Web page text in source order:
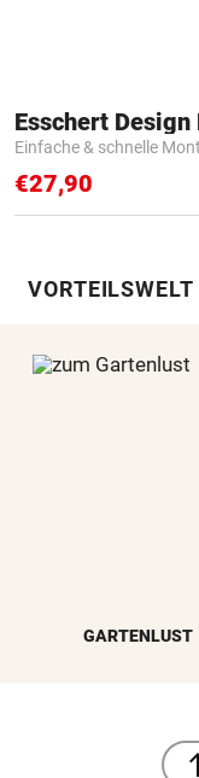
Einfache & schnelle
€27,90
GARTENLUST